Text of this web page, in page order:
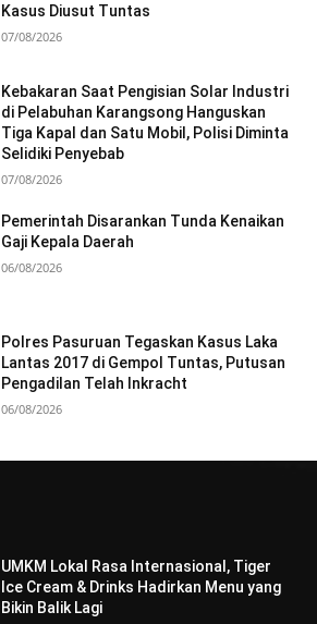
Kasus Diusut Tuntas
07/08/2026
Kebakaran Saat Pengisian Solar Industri
di Pelabuhan Karangsong Hanguskan
Tiga Kapal dan Satu Mobil, Polisi Diminta
Selidiki Penyebab
07/08/2026
Pemerintah Disarankan Tunda Kenaikan
Gaji Kepala Daerah
06/08/2026
Polres Pasuruan Tegaskan Kasus Laka
Lantas 2017 di Gempol Tuntas, Putusan
Pengadilan Telah Inkracht
06/08/2026
UMKM Lokal Rasa Internasional, Tiger
Ice Cream & Drinks Hadirkan Menu yang
Bikin Balik Lagi